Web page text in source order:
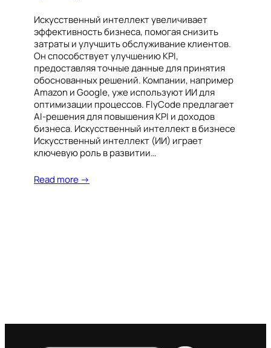
Искусственный интеллект увеличивает
эффективность бизнеса, помогая снизить
затраты и улучшить обслуживание клиентов.
Он способствует улучшению KPI,
предоставляя точные данные для принятия
обоснованных решений. Компании, например
Amazon и Google, уже используют ИИ для
оптимизации процессов. FlyCode предлагает
AI-решения для повышения KPI и доходов
бизнеса. Искусственный интеллект в бизнесе
Искусственный интеллект (ИИ) играет
ключевую роль в развитии…
Read more →